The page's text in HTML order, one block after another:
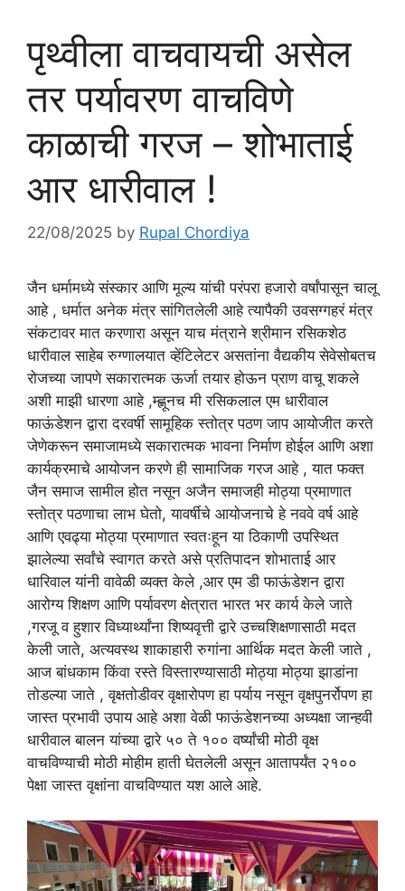
पृथ्वीला वाचवायची असेल
तर पर्यावरण वाचविणे
काळाची गरज – शोभाताई
आर धारीवाल !
22/08/2025 by Rupal Chordiya
जैन धर्मामध्ये संस्कार आणि मूल्य यांची परंपरा हजारो वर्षांपासून चालू
आहे , धर्मात अनेक मंत्र सांगितलेली आहे त्यापैकी उवसग्गहरं मंत्र
संकटावर मात करणारा असून याच मंत्राने श्रीमान रसिकशेठ
धारीवाल साहेब रुग्णालयात व्हेंटिलेटर असतांना वैद्यकीय सेवेसोबतच
रोजच्या जापणे सकारात्मक ऊर्जा तयार होऊन प्राण वाचू शकले
अशी माझी धारणा आहे ,म्ह्णूनच मी रसिकलाल एम धारीवाल
फाऊंडेशन द्वारा दरवर्षी सामूहिक स्तोत्र पठण जाप आयोजीत करते
जेणेकरून समाजामध्ये सकारात्मक भावना निर्माण होईल आणि अशा
कार्यक्रमाचे आयोजन करणे ही सामाजिक गरज आहे , यात फक्त
जैन समाज सामील होत नसून अजैन समाजही मोठ्या प्रमाणात
स्तोत्र पठणाचा लाभ घेतो, यावर्षीचे आयोजनाचे हे नववे वर्ष आहे
आणि एवढ्या मोठ्या प्रमाणात स्वतःहून या ठिकाणी उपस्थित
झालेल्या सर्वांचे स्वागत करते असे प्रतिपादन शोभाताई आर
धारिवाल यांनी वावेळी व्यक्त केले ,आर एम डी फाऊंडेशन द्वारा
आरोग्य शिक्षण आणि पर्यावरण क्षेत्रात भारत भर कार्य केले जाते
,गरजू व हुशार विध्यार्थ्यांना शिष्यवृत्ती द्वारे उच्चशिक्षणासाठी मदत
केली जाते, अत्यवस्थ शाकाहारी रुगांना आर्थिक मदत केली जाते ,
आज बांधकाम किंवा रस्ते विस्तारण्यासाठी मोठ्या मोठ्या झाडांना
तोडल्या जाते , वृक्षतोडीवर वृक्षारोपण हा पर्याय नसून वृक्षपुनर्रोपण हा
जास्त प्रभावी उपाय आहे अशा वेळी फाऊंडेशनच्या अध्यक्षा जान्हवी
धारीवाल बालन यांच्या द्वारे ५० ते १०० वर्ष्यांची मोठी वृक्ष
वाचविण्याची मोठी मोहीम हाती घेतलेली असून आतापर्यंत २१००
पेक्षा जास्त वृक्षांना वाचविण्यात यश आले आहे.